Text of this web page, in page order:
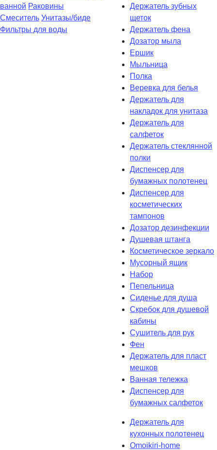
ванной Раковины
Смеситель Унитазы/биде
Фильтры для воды
Держатель зубных
щеток
Держатель фена
Дозатор мыла
Eршик
Мыльница
Полка
Веревка для белья
Держатель для
накладок для унитаза
Держатель для
салфеток
Держатель стеклянной
полки
Диспенсер для
бумажных полотенец
Диспенсер для
косметических
тампонов
Дозатор дезинфекции
Душевая штанга
Косметическое зеркало
Мусорный ящик
Набор
Пепельница
Сиденье для душа
Скребок для душевой
кабины
Сушитель для рук
Фен
Держатель для пласт
мешков
Ванная тележка
Диспенсер для
бумажных салфеток
Держатель для
кухонных полотенец
Omoikiri-home